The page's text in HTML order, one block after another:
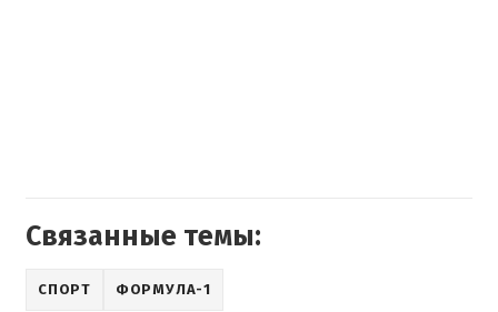
Связанные темы:
СПОРТ ФОРМУЛА-1